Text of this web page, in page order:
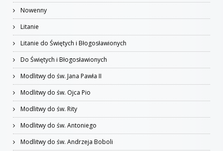
Nowenny
Litanie
Litanie do Świętych i Błogosławionych
Do Świętych i Błogosławionych
Modlitwy do św. Jana Pawła II
Modlitwy do św. Ojca Pio
Modlitwy do św. Rity
Modlitwy do św. Antoniego
Modlitwy do św. Andrzeja Boboli